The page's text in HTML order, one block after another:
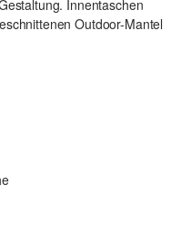
Innentaschen
Outdoor-Mantel